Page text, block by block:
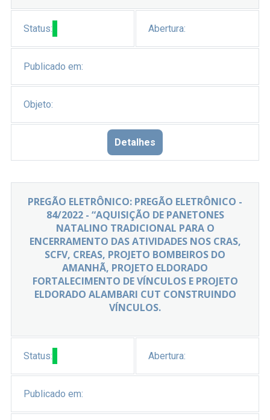
Status: Abertura:
Publicado em:
Objeto:
Detalhes
PREGÃO ELETRÔNICO: PREGÃO ELETRÔNICO -
84/2022 - “AQUISIÇÃO DE PANETONES
NATALINO TRADICIONAL PARA O
ENCERRAMENTO DAS ATIVIDADES NOS CRAS,
SCFV, CREAS, PROJETO BOMBEIROS DO
AMANHÃ, PROJETO ELDORADO
FORTALECIMENTO DE VÍNCULOS E PROJETO
ELDORADO ALAMBARI CUT CONSTRUINDO
VÍNCULOS.
Status: Abertura:
Publicado em: